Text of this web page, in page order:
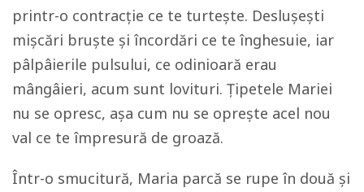
printr-o contracție ce te turtește. Deslușești
mișcări bruște și încordări ce te înghesuie, iar
pâlpâierile pulsului, ce odinioară erau
mângâieri, acum sunt lovituri. Țipetele Mariei
nu se opresc, așa cum nu se oprește acel nou
val ce te împresură de groază.
Într-o smucitură, Maria parcă se rupe în două și